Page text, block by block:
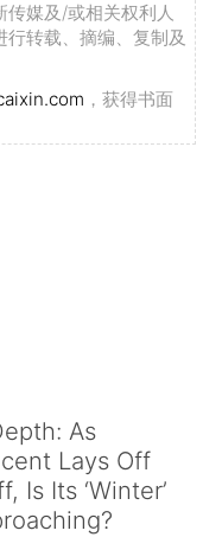
媒及/或相关权利人
转载、摘编、复制及
，获得书面
As
Lays Off
Is Its ‘Winter’